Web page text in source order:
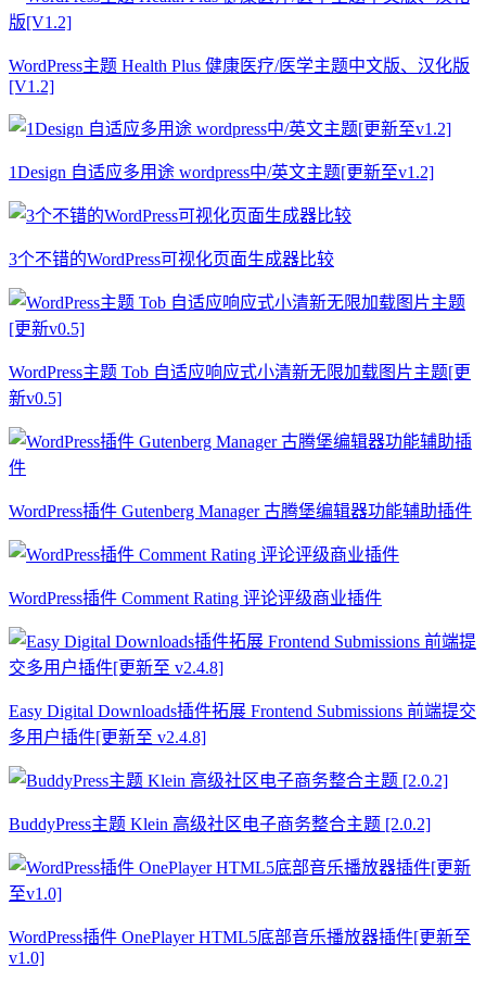
WordPress主题 Health Plus 健康医疗/医学主题中文版、汉化版
[V1.2]
1Design 自适应多用途 wordpress中/英文主题[更新至v1.2]
3个不错的WordPress可视化页面生成器比较
WordPress主题 Tob 自适应响应式小清新无限加载图片主题[更
新v0.5]
WordPress插件 Gutenberg Manager 古腾堡编辑器功能辅助插件
WordPress插件 Comment Rating 评论评级商业插件
Easy Digital Downloads插件拓展 Frontend Submissions 前端提交
多用户插件[更新至 v2.4.8]
BuddyPress主题 Klein 高级社区电子商务整合主题 [2.0.2]
WordPress插件 OnePlayer HTML5底部音乐播放器插件[更新至
v1.0]